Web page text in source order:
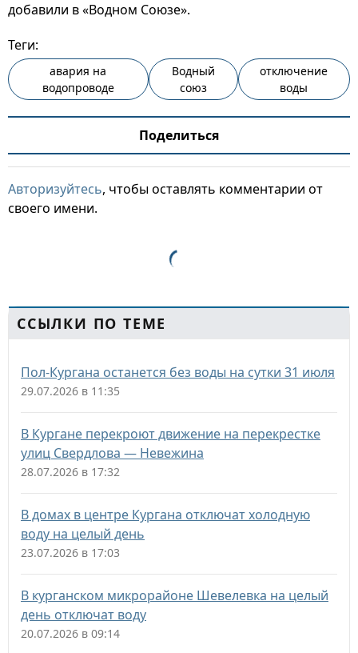
добавили в «Водном Союзе».
Теги:
авария на
водопроводе
Водный
союз
отключение
воды
Поделиться
Авторизуйтесь, чтобы оставлять комментарии от
своего имени.
ССЫЛКИ ПО ТЕМЕ
Пол-Кургана останется без воды на сутки 31 июля
29.07.2026 в 11:35
В Кургане перекроют движение на перекрестке
улиц Свердлова — Невежина
28.07.2026 в 17:32
В домах в центре Кургана отключат холодную
воду на целый день
23.07.2026 в 17:03
В курганском микрорайоне Шевелевка на целый
день отключат воду
20.07.2026 в 09:14